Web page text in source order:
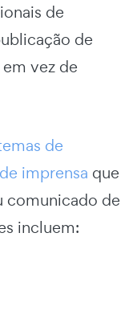
de
de
vez de
de
imprensa que
comunicado de
incluem: